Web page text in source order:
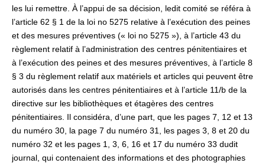
les lui remettre. À l’appui de sa décision, ledit comité se référa à
l’article 62 § 1 de la loi no 5275 relative à l’exécution des peines
et des mesures préventives (« loi no 5275 »), à l’article 43 du
règlement relatif à l’administration des centres pénitentiaires et
à l’exécution des peines et des mesures préventives, à l’article 8
§ 3 du règlement relatif aux matériels et articles qui peuvent être
autorisés dans les centres pénitentiaires et à l’article 11/b de la
directive sur les bibliothèques et étagères des centres
pénitentiaires. Il considéra, d’une part, que les pages 7, 12 et 13
du numéro 30, la page 7 du numéro 31, les pages 3, 8 et 20 du
numéro 32 et les pages 1, 3, 6, 16 et 17 du numéro 33 dudit
journal, qui contenaient des informations et des photographies